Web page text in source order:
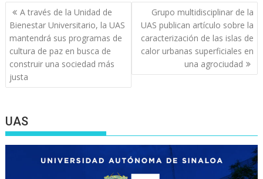
Navegación
de
entradas
A través de la Unidad de
Bienestar Universitario, la UAS
mantendrá sus programas de
cultura de paz en busca de
construir una sociedad más
justa
Grupo multidisciplinar de la
UAS publican artículo sobre la
caracterización de las islas de
calor urbanas superficiales en
una agrociudad
UAS